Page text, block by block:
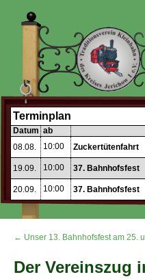
Terminplan
Datum ab
08.08.
10:00 Zuckertütenfahrt
19.09. 10:00 37. Bahnhofsfest
20.09. 10:00 37. Bahnhofsfest
← Unser 13. Bahnhofsfest am 25.
Der Vereinszug